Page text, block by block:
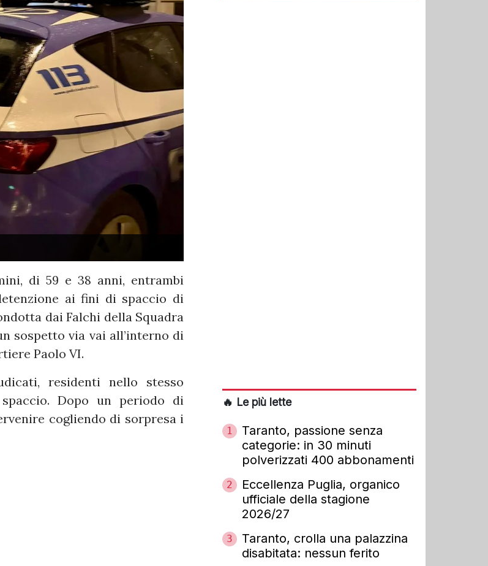
di 59 e 38 anni, entrambi
ai fini di spaccio di
dai Falchi della Squadra
sospetto via vai all’interno di
Paolo VI.
residenti nello stesso
Dopo un periodo di
cogliendo di sorpresa i
🔥 Le più lette
1
Taranto, passione senza
categorie: in 30 minuti
polverizzati 400 abbonamenti
2
Eccellenza Puglia, organico
ufficiale della stagione
2026/27
3
Taranto, crolla una palazzina
disabitata: nessun ferito